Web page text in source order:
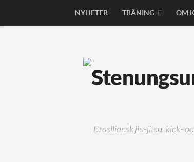
NYHETER TRÄNING OM
Brasiliansk jiu-jitsu, kick-